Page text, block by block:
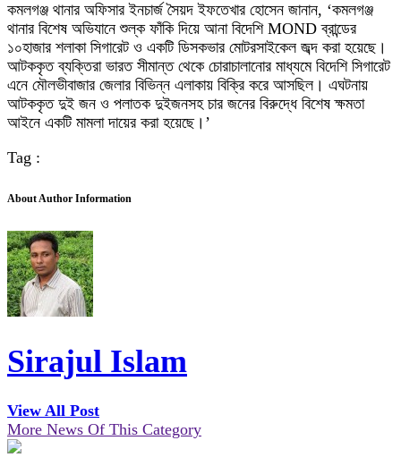
কমলগঞ্জ থানার অফিসার ইনচার্জ সৈয়দ ইফতেখার হোসেন জানান, ‌‘কমলগঞ্জ
থানার বিশেষ অভিযানে শুল্ক ফাঁকি দিয়ে আনা বিদেশি MOND ব্রান্ডের
১০হাজার শলাকা সিগারেট ও একটি ডিসকভার মোটরসাইকেল জব্দ করা হয়েছে।
আটককৃত ব্যক্তিরা ভারত সীমান্ত থেকে চোরাচালানোর মাধ্যমে বিদেশি সিগারেট
এনে মৌলভীবাজার জেলার বিভিন্ন এলাকায় বিক্রি করে আসছিল। এঘটনায়
আটককৃত দুই জন ও পলাতক দুইজনসহ চার জনের বিরুদ্ধে বিশেষ ক্ষমতা
আইনে একটি মামলা দায়ের করা হয়েছে।’
Tag :
About Author Information
Sirajul Islam
View All Post
More News Of This Category